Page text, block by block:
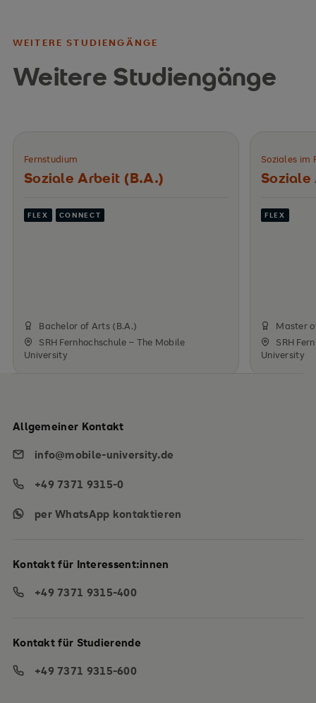
WEITERE STUDIENGÄNGE
Weitere Studiengänge
Fernstudium
Soziale Arbeit (B.A.)
FLEX CONNECT
Bachelor of Arts (B.A.)
SRH Fernhochschule – The Mobile
University
Soziales im
FLEX
Master
SRH
University
Allgemeiner Kontakt
info@mobile-university.de
+49 7371 9315-0
per WhatsApp kontaktieren
Kontakt für Interessent:innen
+49 7371 9315-400
Kontakt für Studierende
+49 7371 9315-600